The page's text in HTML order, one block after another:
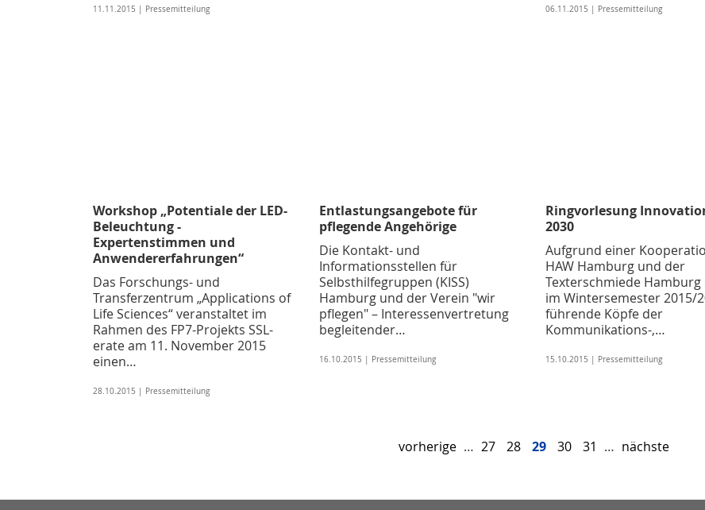
11.11.2015 | Pressemitteilung 06.11.2015 | Pressemitteilung
Workshop „Potentiale der LED-
Beleuchtung -
Expertenstimmen und
Anwendererfahrungen“
Das Forschungs- und
Transferzentrum „Applications of
Life Sciences“ veranstaltet im
Rahmen des FP7-Projekts SSL-
erate am 11. November 2015
einen…
28.10.2015 | Pressemitteilung
Entlastungsangebote für
pflegende Angehörige
Die Kontakt- und
Informationsstellen für
Selbsthilfegruppen (KISS)
Hamburg und der Verein "wir
pflegen" – Interessenvertretung
begleitender…
16.10.2015 | Pressemitteilung
Ringvorlesung
2030
Aufgrund einer
HAW Hamburg und der
Texterschmiede Hamburg
im Wintersemester 2015/
führende Köpfe der
Kommunikations-,…
15.10.2015 | Pressemitteilung
vorherige … 27 28 29 30 31 … nächste